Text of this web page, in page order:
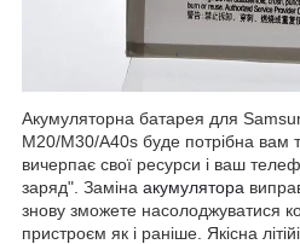
Акумуляторна батарея для
M20/M30/A40s буде потрібна вам
вичерпає свої ресурси і ваш
заряд". Заміна акумулятора
знову зможете насолоджуватися
пристроєм як і раніше. Якісна